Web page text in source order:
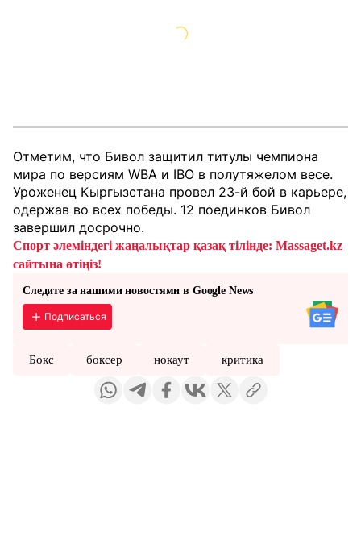
Отметим, что Бивол защитил титулы чемпиона
мира по версиям WBA и IBO в полутяжелом весе.
Уроженец Кыргызстана провел 23-й бой в карьере,
одержав во всех победы. 12 поединков Бивол
завершил досрочно.
Спорт әлеміндегі жаңалықтар қазақ тілінде: Massaget.kz
сайтына өтіңіз!
Следите за нашими новостями в Google News
Подписаться
Бокс боксер нокаут критика